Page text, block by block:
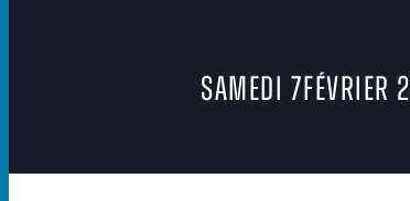
Samedi 7février